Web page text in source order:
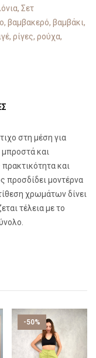
, Σετ
, βαμβακερό, βαμβάκι,
, ρίγες, ρούχα,
στη μέση για
και
και
μοντέρνα
χρωμάτων δίνει
τέλεια με το
-50%